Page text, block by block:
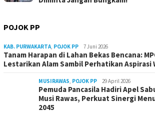
POJOK PP
KAB. PURWAKARTA, POJOK PP 7 Juni 2026
Tanam Harapan di Lahan Bekas Bencana:
Lestarikan Alam Sambil Perhatikan Aspirasi
MUSIRAWAS, POJOK PP 29 April 2026
Pemuda Pancasila Hadiri Apel
Musi Rawas, Perkuat Sinergi
2045